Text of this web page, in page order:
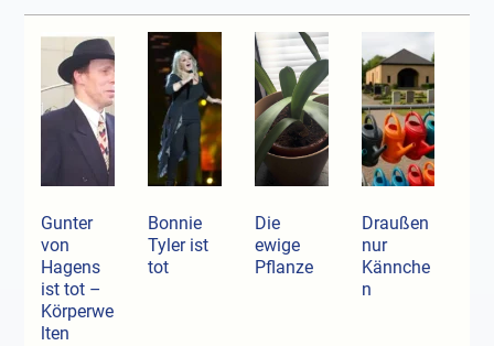
Gunter
von
Hagens
ist tot –
Körperwe
lten
Bonnie
Tyler ist
tot
Die
ewige
Pflanze
Draußen
nur
Kännche
n